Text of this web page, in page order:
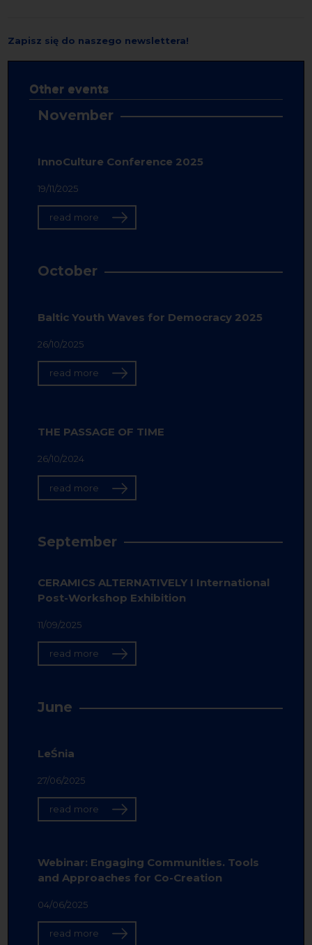
Zapisz się do naszego newslettera!
Other events
November
InnoCulture Conference 2025
19/11/2025
read more
October
Baltic Youth Waves for Democracy 2025
26/10/2025
read more
THE PASSAGE OF TIME
26/10/2024
read more
September
CERAMICS ALTERNATIVELY I International
Post-Workshop Exhibition
11/09/2025
read more
June
LeŚnia
27/06/2025
read more
Webinar: Engaging Communities. Tools
and Approaches for Co-Creation
04/06/2025
read more